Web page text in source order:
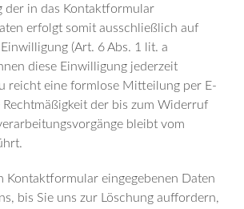
der in das Kontaktformular
erfolgt somit ausschließlich auf
(Art. 6 Abs. 1 lit. a
diese Einwilligung jederzeit
reicht eine formlose Mitteilung per E-
der bis zum Widerruf
bleibt vom
Kontaktformular eingegebenen Daten
bis Sie uns zur Löschung auffordern,